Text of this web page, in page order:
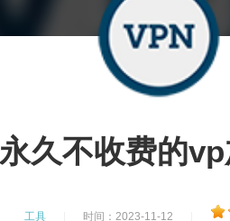
永久不收费的
工具 时间：2023-11-12